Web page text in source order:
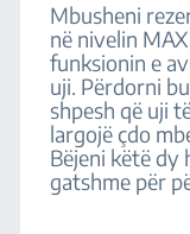
Mbusheni
në nivelin
funksionin e
uji. Përdorni
shpesh që uji
largojë çdo
Bëjeni këtë dy
gatshme për